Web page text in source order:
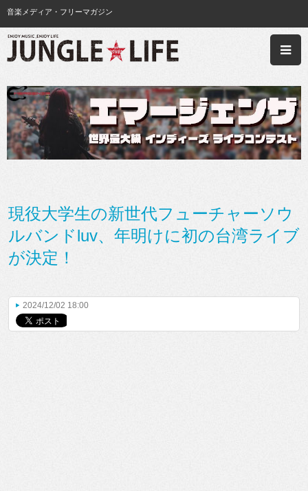
音楽メディア・フリーマガジン
現役大学生の新世代フューチャーソウ
ルバンドluv、年明けに初の台湾ライブ
が決定！
2024/12/02 18:00